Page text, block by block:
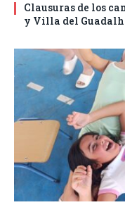
Clausuras de los
y Villa del